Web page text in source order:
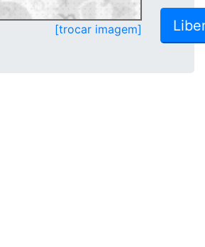
[trocar imagem]